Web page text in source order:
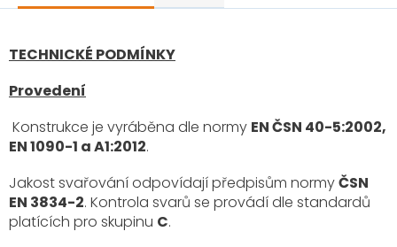
TECHNICKÉ PODMÍNKY
Provedení
Konstrukce je vyráběna dle normy EN ČSN 40-5:2002,
EN 1090-1 a A1:2012.
Jakost svařování odpovídají předpisům normyČSN
EN 3834-2. Kontrola svarů se provádí dle standardů
platících pro skupinu C.